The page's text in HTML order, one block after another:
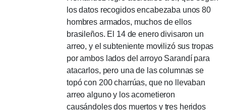
los datos recogidos encabezaba unos 80
hombres armados, muchos de ellos
brasileños. El 14 de enero divisaron un
arreo, y el subteniente movilizó sus tropas
por ambos lados del arroyo Sarandí para
atacarlos, pero una de las columnas se
topó con 200 charrúas, que no llevaban
arreo alguno y los acometieron
causándoles dos muertos y tres heridos